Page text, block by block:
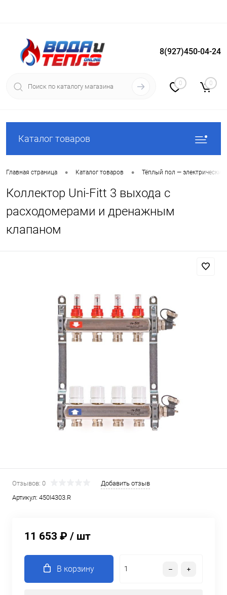
Вход Регистрация
8(927)450-04-24
0 0
Каталог товаров
Главная страница • Каталог товаров • Тёплый пол —
Коллектор Uni-Fitt 3 выхода с
расходомерами и дренажным
клапаном
Отзывов: 0
Добавить отзыв
Артикул: 450I4303.R
11 653 ₽ / шт
В корзину